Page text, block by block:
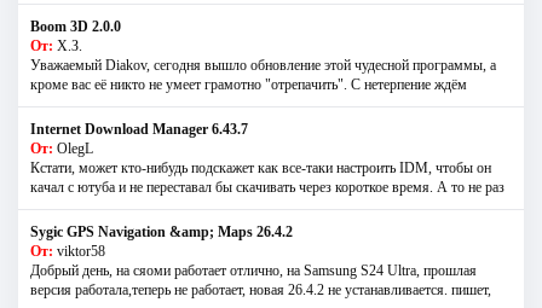
Boom 3D 2.0.0
От: Х.З.
Уважаемый Diakov, сегодня вышло обновление этой чудесной программы, а
кроме вас её никто не умеет грамотно "отрепачить". С нетерпение ждём
Internet Download Manager 6.43.7
От: OlegL
Кстати, может кто-нибудь подскажет как все-таки настроить IDM, чтобы он
качал с ютуба и не переставал бы скачивать через короткое время. А то не раз
Sygic GPS Navigation &amp; Maps 26.4.2
От: viktor58
Добрый день, на сяоми работает отлично, на Samsung S24 Ultra, прошлая
версия работала,теперь не работает, новая 26.4.2 не устанавливается. пишет,